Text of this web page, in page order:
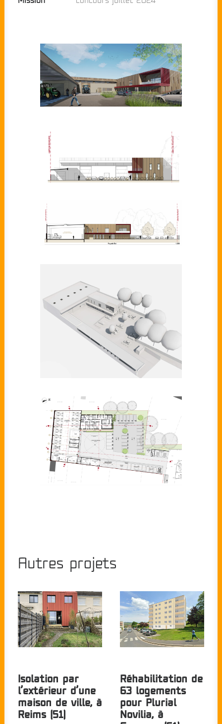
Autres projets
Isolation par
l’extérieur d’une
maison de ville, à
Reims (51)
Réhabilitation de
63 logements
pour Plurial
Novilia, à